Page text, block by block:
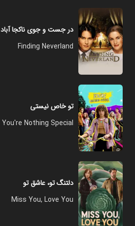
در جست و جوی ناکجا آباد
Finding Neverland
تو خاص نیستی
You're Nothing Special
دلتنگ تو، عاشق تو
Miss You, Love You